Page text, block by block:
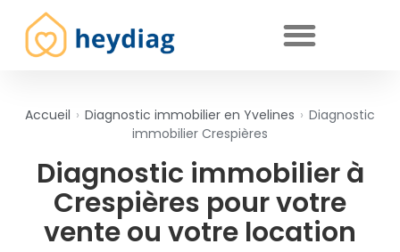
Accueil › Diagnostic immobilier en Yvelines › Diagnostic
immobilier Crespières
Diagnostic immobilier à
Crespières pour votre
vente ou votre location